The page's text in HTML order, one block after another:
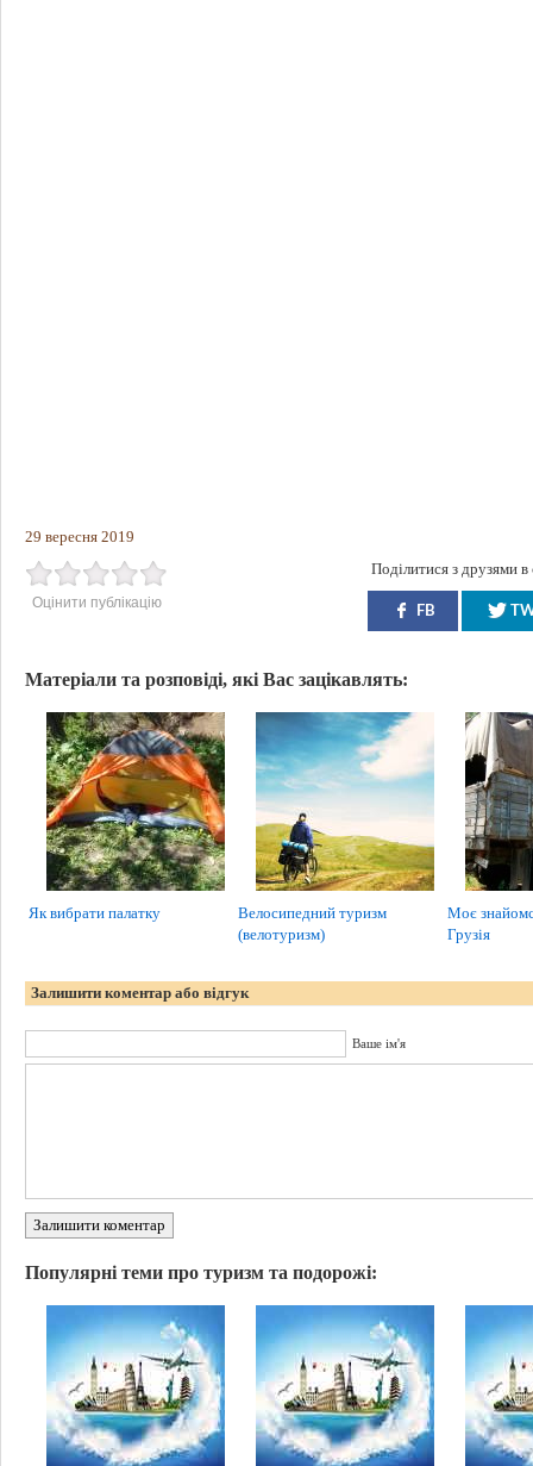
29 вересня 2019
Оцінити публікацію
Поділитися з друзями
FB
Матеріали та розповіді, які Вас зацікавлять:
Як вибрати палатку
Велосипедний туризм
(велотуризм)
Моє
Грузія
Залишити коментар або відгук
Ваше ім'я
Залишити коментар
Популярні теми про туризм та подорожі: